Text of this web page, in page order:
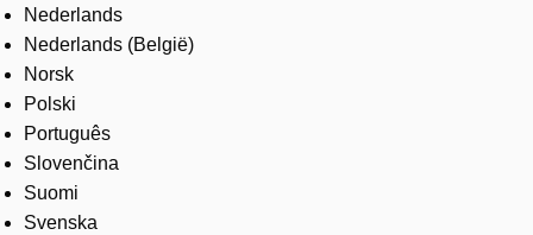
Nederlands
Nederlands (België)
Norsk
Polski
Português
Slovenčina
Suomi
Svenska